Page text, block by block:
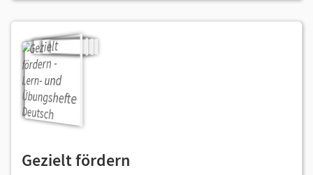
Gezielt fördern